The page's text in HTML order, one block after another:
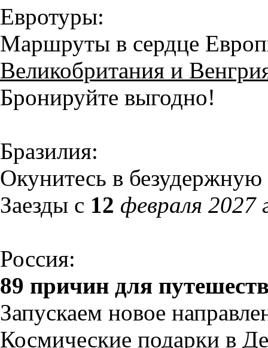
Евротуры:
Маршруты в сердце
Великобритания и
Бронируйте выгодно!
Бразилия:
Окунитесь в
Заезды с 12 февраля 2027
Россия:
89 причин для
Запускаем новое
Космические подарки в